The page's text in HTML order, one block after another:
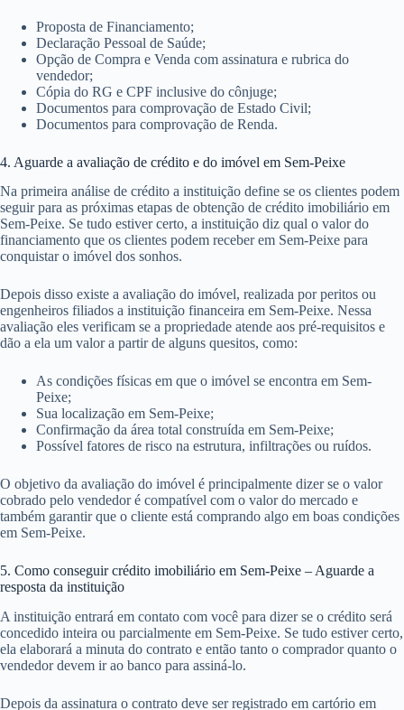
Proposta de Financiamento;
Declaração Pessoal de Saúde;
Opção de Compra e Venda com assinatura e rubrica do
vendedor;
Cópia do RG e CPF inclusive do cônjuge;
Documentos para comprovação de Estado Civil;
Documentos para comprovação de Renda.
4. Aguarde a avaliação de crédito e do imóvel em Sem-Peixe
Na primeira análise de crédito a instituição define se os clientes podem
seguir para as próximas etapas de obtenção de crédito imobiliário em
Sem-Peixe. Se tudo estiver certo, a instituição diz qual o valor do
financiamento que os clientes podem receber em Sem-Peixe para
conquistar o imóvel dos sonhos.
Depois disso existe a avaliação do imóvel, realizada por peritos ou
engenheiros filiados a instituição financeira em Sem-Peixe. Nessa
avaliação eles verificam se a propriedade atende aos pré-requisitos e
dão a ela um valor a partir de alguns quesitos, como:
As condições físicas em que o imóvel se encontra em Sem-
Peixe;
Sua localização em Sem-Peixe;
Confirmação da área total construída em Sem-Peixe;
Possível fatores de risco na estrutura, infiltrações ou ruídos.
O objetivo da avaliação do imóvel é principalmente dizer se o valor
cobrado pelo vendedor é compatível com o valor do mercado e
também garantir que o cliente está comprando algo em boas condições
em Sem-Peixe.
5. Como conseguir crédito imobiliário em Sem-Peixe – Aguarde a
resposta da instituição
A instituição entrará em contato com você para dizer se o crédito será
concedido inteira ou parcialmente em Sem-Peixe. Se tudo estiver certo,
ela elaborará a minuta do contrato e então tanto o comprador quanto o
vendedor devem ir ao banco para assiná-lo.
Depois da assinatura o contrato deve ser registrado em cartório em